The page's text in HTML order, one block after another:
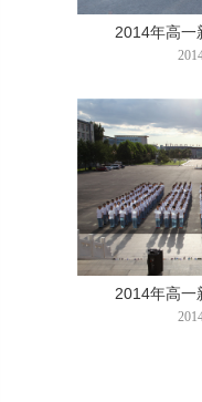
2014年高一
2014年高一